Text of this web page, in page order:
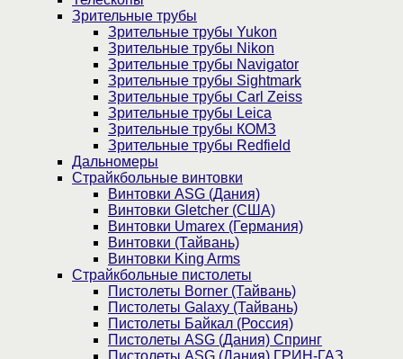
Зрительные трубы
Зрительные трубы Yukon
Зрительные трубы Nikon
Зрительные трубы Navigator
Зрительные трубы Sightmark
Зрительные трубы Carl Zeiss
Зрительные трубы Leica
Зрительные трубы КОМЗ
Зрительные трубы Redfield
Дальномеры
Страйкбольные винтовки
Винтовки ASG (Дания)
Винтовки Gletcher (США)
Винтовки Umarex (Германия)
Винтовки (Тайвань)
Винтовки King Arms
Страйкбольные пистолеты
Пистолеты Borner (Тайвань)
Пистолеты Galaxy (Тайвань)
Пистолеты Байкал (Россия)
Пистолеты ASG (Дания) Спринг